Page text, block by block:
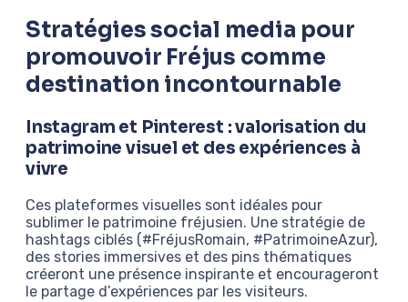
Stratégies social media pour
promouvoir Fréjus comme
destination incontournable
Instagram et Pinterest : valorisation du
patrimoine visuel et des expériences à
vivre
Ces plateformes visuelles sont idéales pour
sublimer le patrimoine fréjusien. Une stratégie de
hashtags ciblés (#FréjusRomain, #PatrimoineAzur),
des stories immersives et des pins thématiques
créeront une présence inspirante et encourageront
le partage d’expériences par les visiteurs.